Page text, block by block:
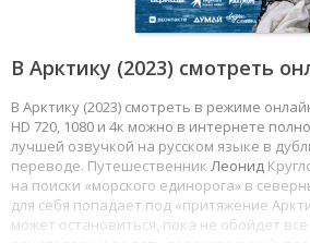
В Арктику (2023) смотреть
В Арктику (2023) смотреть в режиме
HD 720, 1080 и 4к можно в интернете
лучшей озвучкой на русском языке в
переводе. Путешественник Леонид
на поиски «морского единорога» в
для себя попадает под «притяжение
может остановиться, пока не обойдет